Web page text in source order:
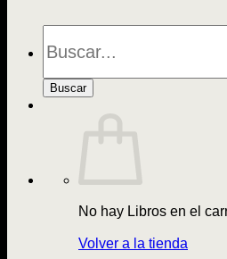
de
Buscar
No hay Libros en el
Volver a la tienda